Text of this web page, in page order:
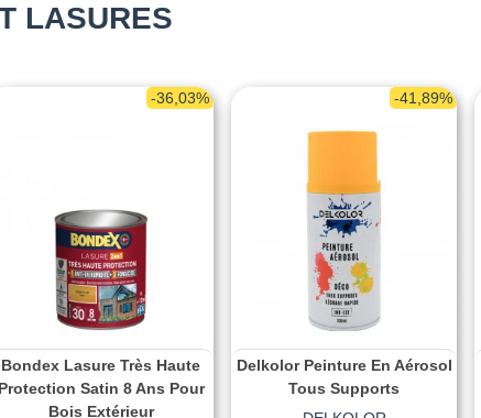
LASURES
-36,03%
Bondex Lasure Très Haute
Protection Satin 8 Ans Pour
Bois Extérieur
-41,89%
Delkolor Peinture En Aérosol
Tous Supports